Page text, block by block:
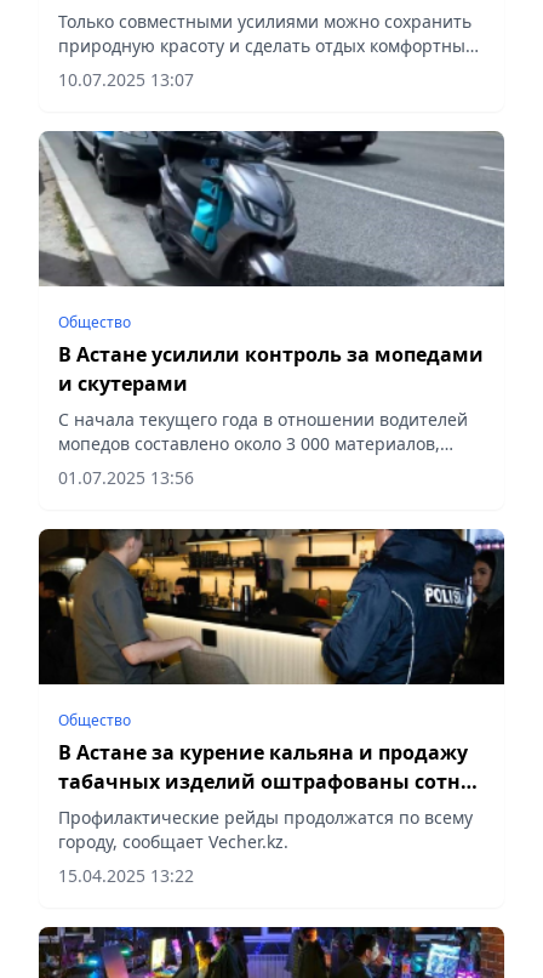
Только совместными усилиями можно сохранить
природную красоту и сделать отдых комфортным
и безопасным для всех, сообщает Vecher.kz.
10.07.2025 13:07
Общество
В Астане усилили контроль за мопедами
и скутерами
С начала текущего года в отношении водителей
мопедов составлено около 3 000 материалов,
сообщает Vecher.kz.
01.07.2025 13:56
Общество
В Астане за курение кальяна и продажу
табачных изделий оштрафованы сотни
нарушителей
Профилактические рейды продолжатся по всему
городу, сообщает Vecher.kz.
15.04.2025 13:22